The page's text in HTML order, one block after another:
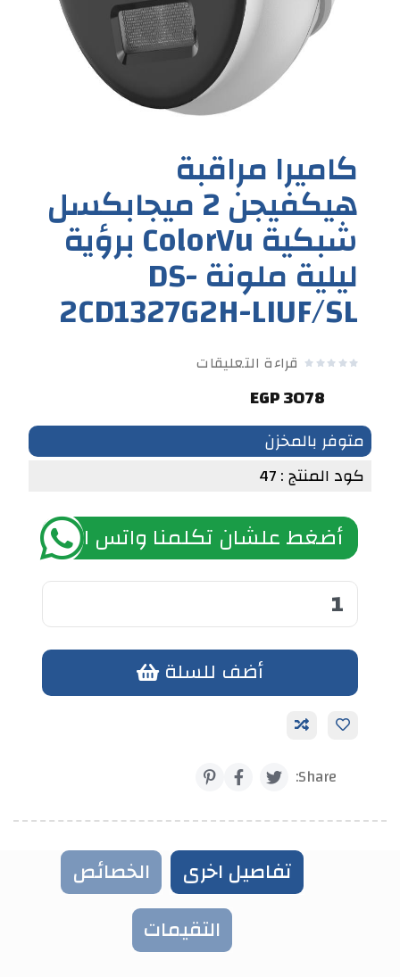
كاميرا مراقبة
هيكفيجن 2 ميجابكسل
شبكية ColorVu برؤية
ليلية ملونة DS-
2CD1327G2H-LIUF/SL
قراءة التعليقات
3078 EGP
متوفر بالمخزن
كود المنتج : 47
أضغط علشان تكلمنا واتس اب
أضف للسلة
Share:
تفاصيل اخرى
الخصائص
التقيمات